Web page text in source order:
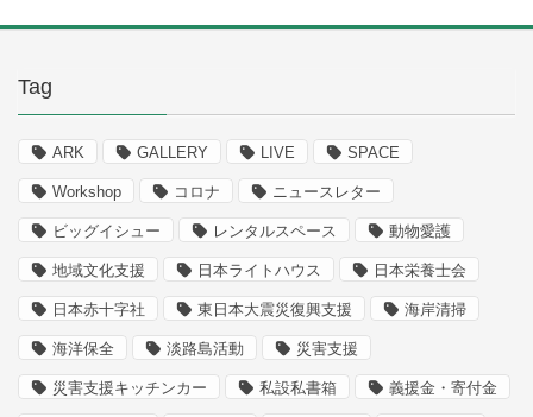
Tag
ARK GALLERY LIVE SPACE
Workshop コロナ ニュースレター
ビッグイシュー レンタルスペース 動物愛護
地域文化支援 日本ライトハウス 日本栄養士会
日本赤十字社 東日本大震災復興支援 海岸清掃
海洋保全 淡路島活動 災害支援
災害支援キッチンカー 私設私書箱 義援金・寄付金